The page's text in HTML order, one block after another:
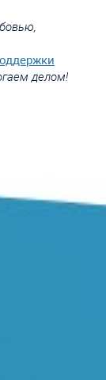
делом!